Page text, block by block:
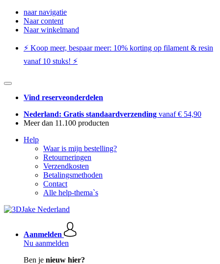
naar navigatie
Naar content
Naar winkelmand
⚡️ Koop meer, bespaar meer: ​​10% korting op filament & resin
vanaf 10 stuks! ⚡️
Vind reserveonderdelen
Nederland: Gratis standaardverzending vanaf € 54,90
Meer dan 11.100 producten
Help
Waar is mijn bestelling?
Retourneringen
Verzendkosten
Betalingsmethoden
Contact
Alle help-thema`s
Aanmelden
Nu aanmelden
Ben je nieuw hier?